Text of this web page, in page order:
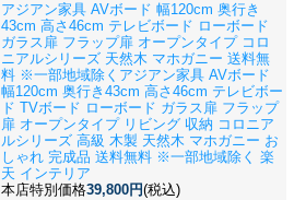
アジアン家具 AVボード 幅120cm 奥行き
43cm 高さ46cm テレビボード ローボード
ガラス扉 フラップ扉 オープンタイプ コロ
ニアルシリーズ 天然木 マホガニー 送料無
料 ※一部地域除く アジアン家具 AVボード
幅120cm 奥行き43cm 高さ46cm テレビボー
ド TVボード ローボード ガラス扉 フラップ
扉 オープンタイプ リビング 収納 コロニア
ルシリーズ 高級 木製 天然木 マホガニー お
しゃれ 完成品 送料無料 ※一部地域除く 楽
天 インテリア
本店特別価格39,800円(税込)